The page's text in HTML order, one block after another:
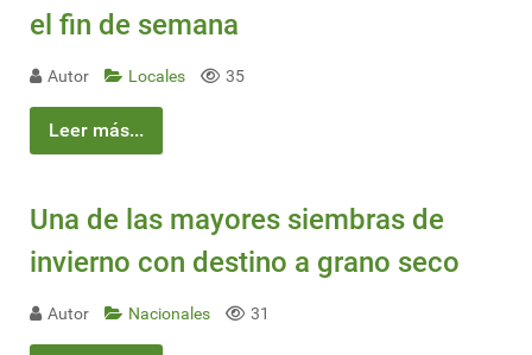
el fin de semana
Autor Locales 35
Leer más...
Una de las mayores siembras de
invierno con destino a grano seco
Autor Nacionales 31